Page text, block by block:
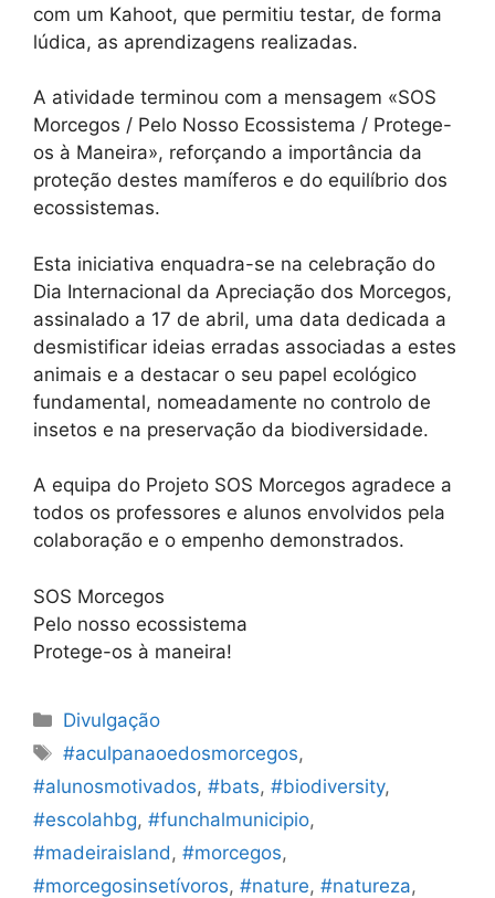
com um Kahoot, que permitiu testar, de forma
lúdica, as aprendizagens realizadas.
A atividade terminou com a mensagem «SOS
Morcegos / Pelo Nosso Ecossistema / Protege-
os à Maneira», reforçando a importância da
proteção destes mamíferos e do equilíbrio dos
ecossistemas.
Esta iniciativa enquadra-se na celebração do
Dia Internacional da Apreciação dos Morcegos,
assinalado a 17 de abril, uma data dedicada a
desmistificar ideias erradas associadas a estes
animais e a destacar o seu papel ecológico
fundamental, nomeadamente no controlo de
insetos e na preservação da biodiversidade.
A equipa do Projeto SOS Morcegos agradece a
todos os professores e alunos envolvidos pela
colaboração e o empenho demonstrados.
SOS Morcegos
Pelo nosso ecossistema
Protege-os à maneira!
Categorias
Divulgação
Etiquetas
#aculpanaoedosmorcegos,
#alunosmotivados, #bats, #biodiversity,
#escolahbg, #funchalmunicipio,
#madeiraisland , #morcegos,
#morcegosinsetívoros, #nature, #natureza,